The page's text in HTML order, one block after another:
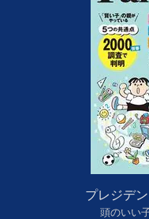
プレジデ
頭のいい